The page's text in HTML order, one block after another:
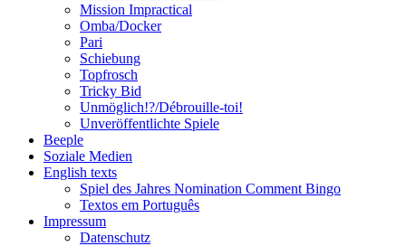
Mission Impractical
Omba/Docker
Pari
Schiebung
Topfrosch
Tricky Bid
Unmöglich!?/Débrouille-toi!
Unveröffentlichte Spiele
Beeple
Soziale Medien
English texts
Spiel des Jahres Nomination Comment Bingo
Textos em Português
Impressum
Datenschutz